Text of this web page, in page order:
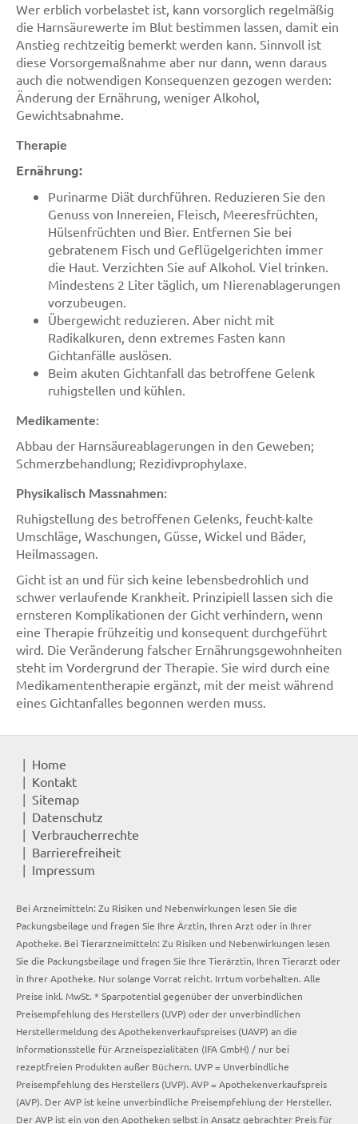
Wer erblich vorbelastet ist, kann vorsorglich regelmäßig
die Harnsäurewerte im Blut bestimmen lassen, damit ein
Anstieg rechtzeitig bemerkt werden kann. Sinnvoll ist
diese Vorsorgemaßnahme aber nur dann, wenn daraus
auch die notwendigen Konsequenzen gezogen werden:
Änderung der Ernährung, weniger Alkohol,
Gewichtsabnahme.
Therapie
Ernährung:
Purinarme Diät durchführen. Reduzieren Sie den
Genuss von Innereien, Fleisch, Meeresfrüchten,
Hülsenfrüchten und Bier. Entfernen Sie bei
gebratenem Fisch und Geflügelgerichten immer
die Haut. Verzichten Sie auf Alkohol. Viel trinken.
Mindestens 2 Liter täglich, um Nierenablagerungen
vorzubeugen.
Übergewicht reduzieren. Aber nicht mit
Radikalkuren, denn extremes Fasten kann
Gichtanfälle auslösen.
Beim akuten Gichtanfall das betroffene Gelenk
ruhigstellen und kühlen.
Medikamente:
Abbau der Harnsäureablagerungen in den Geweben;
Schmerzbehandlung; Rezidivprophylaxe.
Physikalisch Massnahmen:
Ruhigstellung des betroffenen Gelenks, feucht-kalte
Umschläge, Waschungen, Güsse, Wickel und Bäder,
Heilmassagen.
Gicht ist an und für sich keine lebensbedrohlich und
schwer verlaufende Krankheit. Prinzipiell lassen sich die
ernsteren Komplikationen der Gicht verhindern, wenn
eine Therapie frühzeitig und konsequent durchgeführt
wird. Die Veränderung falscher Ernährungsgewohnheiten
steht im Vordergrund der Therapie. Sie wird durch eine
Medikamententherapie ergänzt, mit der meist während
eines Gichtanfalles begonnen werden muss.
Home
Kontakt
Sitemap
Datenschutz
Verbraucherrechte
Barrierefreiheit
Impressum
Bei Arzneimitteln: Zu Risiken und Nebenwirkungen lesen Sie die
Packungsbeilage und fragen Sie Ihre Ärztin, Ihren Arzt oder in Ihrer
Apotheke. Bei Tierarzneimitteln: Zu Risiken und Nebenwirkungen lesen
Sie die Packungsbeilage und fragen Sie Ihre Tierärztin, Ihren Tierarzt oder
in Ihrer Apotheke. Nur solange Vorrat reicht. Irrtum vorbehalten. Alle
Preise inkl. MwSt. * Sparpotential gegenüber der unverbindlichen
Preisempfehlung des Herstellers (UVP) oder der unverbindlichen
Herstellermeldung des Apothekenverkaufspreises (UAVP) an die
Informationsstelle für Arzneispezialitäten (IFA GmbH) / nur bei
rezeptfreien Produkten außer Büchern. UVP = Unverbindliche
Preisempfehlung des Herstellers (UVP). AVP = Apothekenverkaufspreis
(AVP). Der AVP ist keine unverbindliche Preisempfehlung der Hersteller.
Der AVP ist ein von den Apotheken selbst in Ansatz gebrachter Preis für